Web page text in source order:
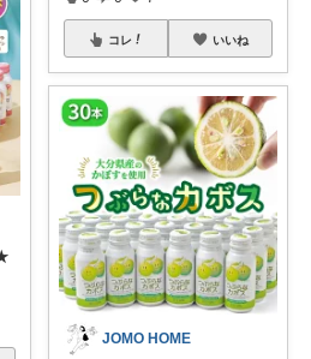
コレ いいね
JOMO HOME